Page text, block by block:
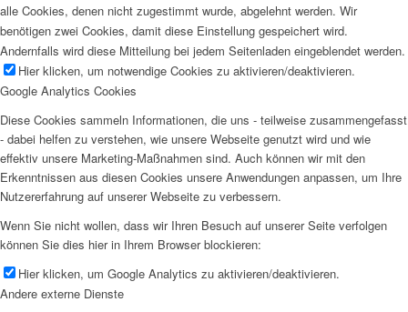
alle Cookies, denen nicht zugestimmt wurde, abgelehnt werden. Wir
benötigen zwei Cookies, damit diese Einstellung gespeichert wird.
Andernfalls wird diese Mitteilung bei jedem Seitenladen eingeblendet werden.
Hier klicken, um notwendige Cookies zu aktivieren/deaktivieren.
Google Analytics Cookies
Diese Cookies sammeln Informationen, die uns - teilweise zusammengefasst
- dabei helfen zu verstehen, wie unsere Webseite genutzt wird und wie
effektiv unsere Marketing-Maßnahmen sind. Auch können wir mit den
Erkenntnissen aus diesen Cookies unsere Anwendungen anpassen, um Ihre
Nutzererfahrung auf unserer Webseite zu verbessern.
Wenn Sie nicht wollen, dass wir Ihren Besuch auf unserer Seite verfolgen
können Sie dies hier in Ihrem Browser blockieren:
Hier klicken, um Google Analytics zu aktivieren/deaktivieren.
Andere externe Dienste